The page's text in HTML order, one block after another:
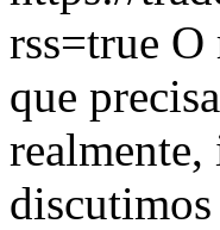
rss=true O
que
realmente,